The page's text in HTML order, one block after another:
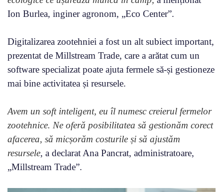
Ion Burlea, inginer agronom, „Eco Center”.
Digitalizarea zootehniei a fost un alt subiect important,
prezentat de Millstream Trade, care a arătat cum un
software specializat poate ajuta fermele să-și gestioneze
mai bine activitatea și resursele.
Avem un soft inteligent, eu îl numesc creierul fermelor
zootehnice. Ne oferă posibilitatea să gestionăm corect
afacerea, să micșorăm costurile și să ajustăm
resursele, a declarat Ana Pancrat, administratoare,
„Millstream Trade”.